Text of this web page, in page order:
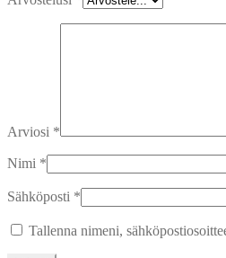
Arviosi *
Nimi *
Sähköposti *
Tallenna nimeni,